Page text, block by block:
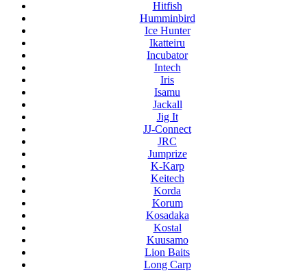
Hitfish
Humminbird
Ice Hunter
Ikatteiru
Incubator
Intech
Iris
Isamu
Jackall
Jig It
JJ-Connect
JRC
Jumprize
K-Karp
Keitech
Korda
Korum
Kosadaka
Kostal
Kuusamo
Lion Baits
Long Carp